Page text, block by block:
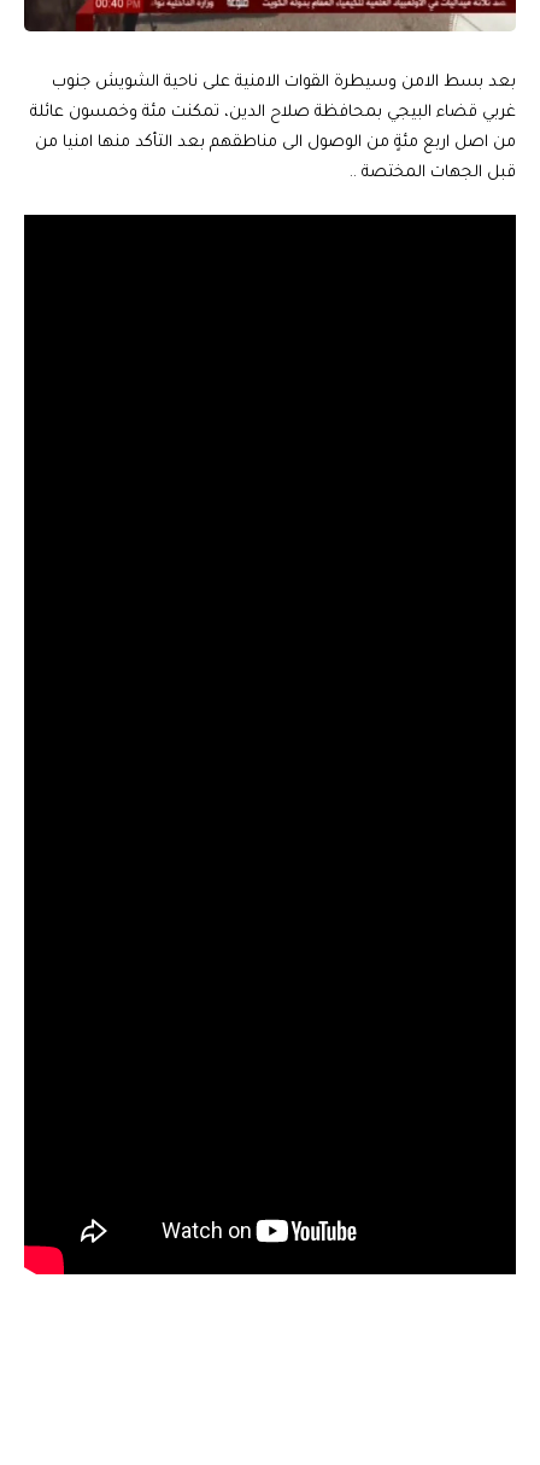
بعد بسط الامن وسيطرة القوات الامنية على ناحية الشويش جنوب
غربي قضاء البيجي بمحافظة صلاح الدين، تمكنت مئة وخمسون عائلة
من اصل اربع مئةٍ من الوصول الى مناطقهم بعد التأكد منها امنيا من
قبل الجهات المختصة ..